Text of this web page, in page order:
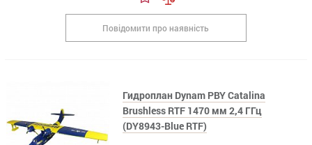
Повідомити про наявність
Гидроплан Dynam PBY Catalina
Brushless RTF 1470 мм 2,4 ГГц
(DY8943-Blue RTF)